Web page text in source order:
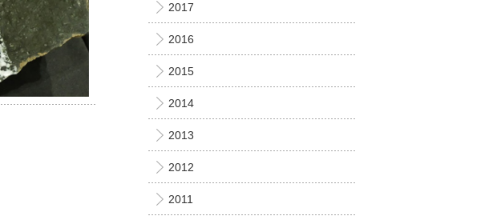
2017
2016
2015
2014
2013
2012
2011